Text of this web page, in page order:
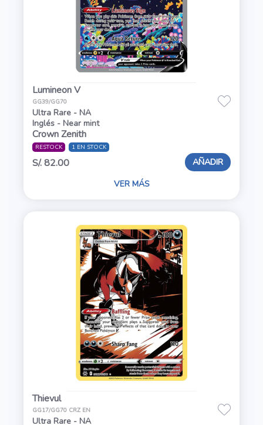
Lumineon V
GG39/GG70
Ultra Rare - NA
Inglés - Near mint
Crown Zenith
RESTOCK 1 EN STOCK
S/. 82.00 AÑADIR
VER MÁS
Thievul
GG17/GG70 CRZ EN
Ultra Rare - NA